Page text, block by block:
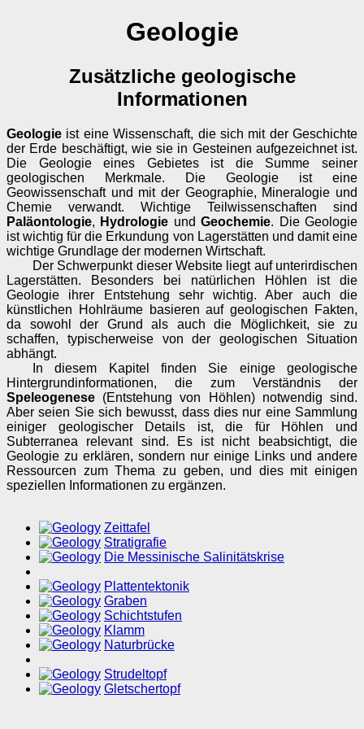
Geologie
Zusätzliche geologische
Informationen
Geologie ist eine Wissenschaft, die sich mit der Geschichte
der Erde beschäftigt, wie sie in Gesteinen aufgezeichnet ist.
Die Geologie eines Gebietes ist die Summe seiner
geologischen Merkmale. Die Geologie ist eine
Geowissenschaft und mit der Geographie, Mineralogie und
Chemie verwandt. Wichtige Teilwissenschaften sind
Paläontologie, Hydrologie undGeochemie. Die Geologie
ist wichtig für die Erkundung von Lagerstätten und damit eine
wichtige Grundlage der modernen Wirtschaft.
Der Schwerpunkt dieser Website liegt auf unterirdischen
Lagerstätten. Besonders bei natürlichen Höhlen ist die
Geologie ihrer Entstehung sehr wichtig. Aber auch die
künstlichen Hohlräume basieren auf geologischen Fakten,
da sowohl der Grund als auch die Möglichkeit, sie zu
schaffen, typischerweise von der geologischen Situation
abhängt.
In diesem Kapitel finden Sie einige geologische
Hintergrundinformationen, die zum Verständnis der
Speleogenese (Entstehung von Höhlen) notwendig sind.
Aber seien Sie sich bewusst, dass dies nur eine Sammlung
einiger geologischer Details ist, die für Höhlen und
Subterranea relevant sind. Es ist nicht beabsichtigt, die
Geologie zu erklären, sondern nur einige Links und andere
Ressourcen zum Thema zu geben, und dies mit einigen
speziellen Informationen zu ergänzen.
Zeittafel
Stratigrafie
Die Messinische Salinitätskrise
Plattentektonik
Graben
Schichtstufen
Klamm
Naturbrücke
Strudeltopf
Gletschertopf